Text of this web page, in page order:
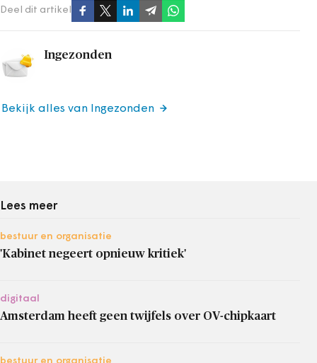
Deel dit artikel
Ingezonden
Bekijk alles van Ingezonden
Lees meer
bestuur en organisatie
'Kabinet negeert opnieuw kritiek'
digitaal
Amsterdam heeft geen twijfels over OV-chipkaart